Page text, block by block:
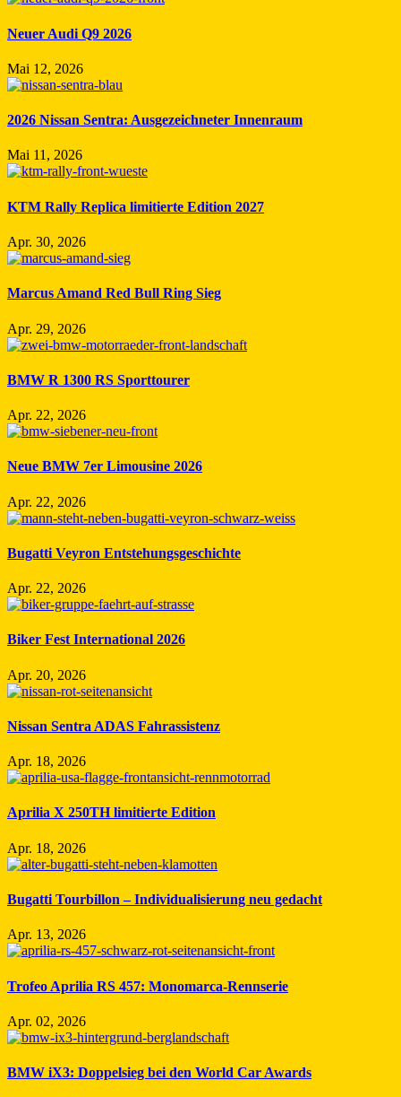
Neuer Audi Q9 2026
Mai 12, 2026
2026 Nissan Sentra: Ausgezeichneter Innenraum
Mai 11, 2026
KTM Rally Replica limitierte Edition 2027
Apr. 30, 2026
Marcus Amand Red Bull Ring Sieg
Apr. 29, 2026
BMW R 1300 RS Sporttourer
Apr. 22, 2026
Neue BMW 7er Limousine 2026
Apr. 22, 2026
Bugatti Veyron Entstehungsgeschichte
Apr. 22, 2026
Biker Fest International 2026
Apr. 20, 2026
Nissan Sentra ADAS Fahrassistenz
Apr. 18, 2026
Aprilia X 250TH limitierte Edition
Apr. 18, 2026
Bugatti Tourbillon – Individualisierung neu gedacht
Apr. 13, 2026
Trofeo Aprilia RS 457: Monomarca-Rennserie
Apr. 02, 2026
BMW iX3: Doppelsieg bei den World Car Awards